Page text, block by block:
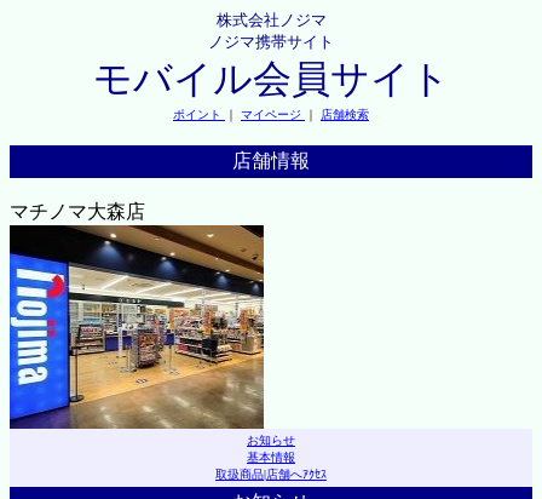
株式会社ノジマ
ノジマ携帯サイト
モバイル会員サイト
ポイント ｜ マイページ ｜ 店舗検索
店舗情報
マチノマ大森店
お知らせ
基本情報
取扱商品|店舗へｱｸｾｽ